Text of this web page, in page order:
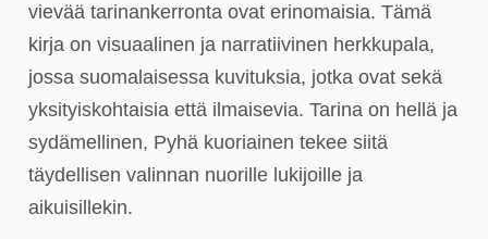
vievää tarinankerronta ovat erinomaisia. Tämä
kirja on visuaalinen ja narratiivinen herkkupala,
jossa suomalaisessa kuvituksia, jotka ovat sekä
yksityiskohtaisia että ilmaisevia. Tarina on hellä ja
sydämellinen, Pyhä kuoriainen tekee siitä
täydellisen valinnan nuorille lukijoille ja
aikuisillekin.